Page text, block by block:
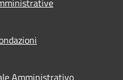
Amministrativo